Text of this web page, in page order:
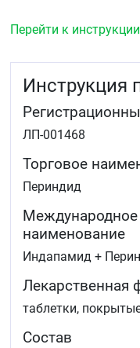
Перейти к инструкции
Инструкция
ЛП-001468
Торговое
Периндид
Международное
наименование
Индапамид +
Лекарственная
таблетки,
Состав